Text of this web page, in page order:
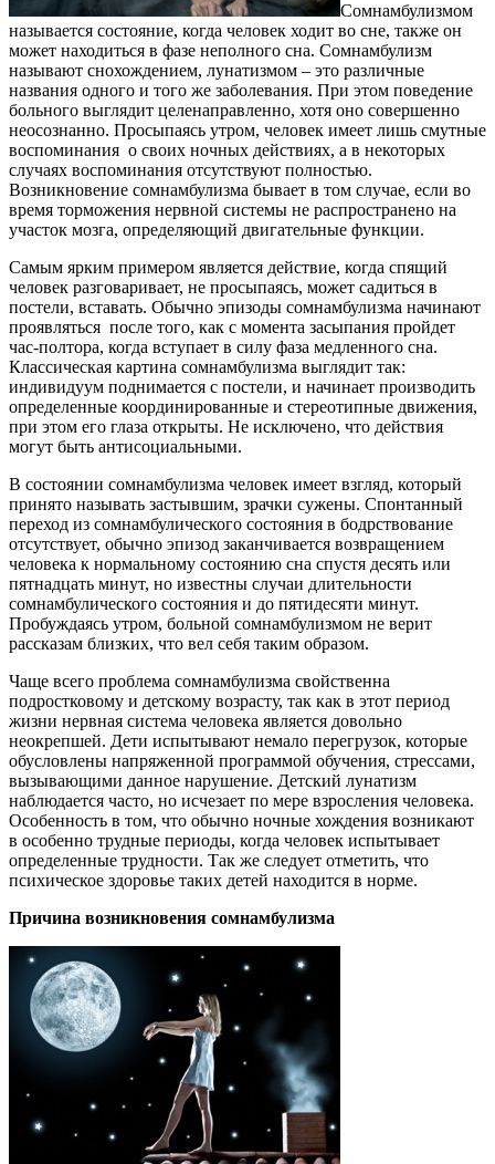
Сомнамбулизмом
называется состояние, когда человек ходит во сне, также он
может находиться в фазе неполного сна. Сомнамбулизм
называют снохождением, лунатизмом – это различные
названия одного и того же заболевания. При этом поведение
больного выглядит целенаправленно, хотя оно совершенно
неосознанно. Просыпаясь утром, человек имеет лишь смутные
воспоминания о своих ночных действиях, а в некоторых
случаях воспоминания отсутствуют полностью.
Возникновение сомнамбулизма бывает в том случае, если во
время торможения нервной системы не распространено на
участок мозга, определяющий двигательные функции.
Самым ярким примером является действие, когда спящий
человек разговаривает, не просыпаясь, может садиться в
постели, вставать. Обычно эпизоды сомнамбулизма начинают
проявляться после того, как с момента засыпания пройдет
час-полтора, когда вступает в силу фаза медленного сна.
Классическая картина сомнамбулизма выглядит так:
индивидуум поднимается с постели, и начинает производить
определенные координированные и стереотипные движения,
при этом его глаза открыты. Не исключено, что действия
могут быть антисоциальными.
В состоянии сомнамбулизма человек имеет взгляд, который
принято называть застывшим, зрачки сужены. Спонтанный
переход из сомнамбулического состояния в бодрствование
отсутствует, обычно эпизод заканчивается возвращением
человека к нормальному состоянию сна спустя десять или
пятнадцать минут, но известны случаи длительности
сомнамбулического состояния и до пятидесяти минут.
Пробуждаясь утром, больной сомнамбулизмом не верит
рассказам близких, что вел себя таким образом.
Чаще всего проблема сомнамбулизма свойственна
подростковому и детскому возрасту, так как в этот период
жизни нервная система человека является довольно
неокрепшей. Дети испытывают немало перегрузок, которые
обусловлены напряженной программой обучения, стрессами,
вызывающими данное нарушение. Детский лунатизм
наблюдается часто, но исчезает по мере взросления человека.
Особенность в том, что обычно ночные хождения возникают
в особенно трудные периоды, когда человек испытывает
определенные трудности. Так же следует отметить, что
психическое здоровье таких детей находится в норме.
Причина возникновения сомнамбулизма